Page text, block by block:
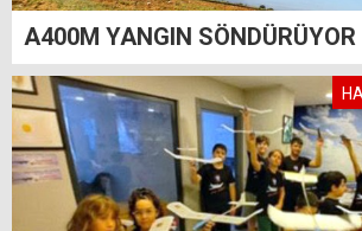
A400M YANGIN SÖNDÜRÜYOR